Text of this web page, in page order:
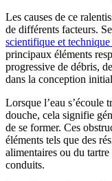
Les causes de ce
de différents facteurs.
scientifique et
principaux éléments
progressive de débris,
dans la conception
Lorsque l’eau s’écoule
douche, cela signifie
de se former. Ces
éléments tels que des
alimentaires ou du
conduits.